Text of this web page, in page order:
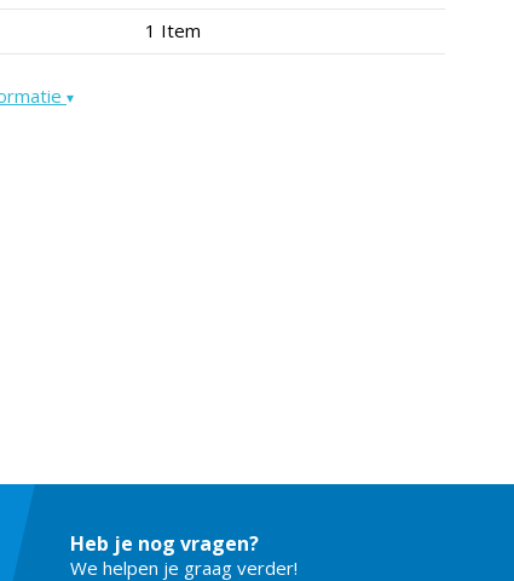
1 Item
▾
Heb je nog vragen?
We helpen je graag verder!